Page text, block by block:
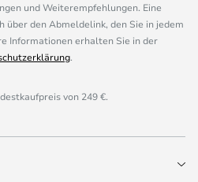
und Weiterempfehlungen. Eine
den Abmeldelink, den Sie in jedem
Informationen erhalten Sie in der
.
von 249 €.